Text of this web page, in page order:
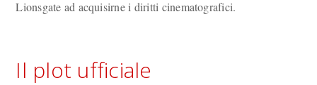
Lionsgate ad acquisirne i diritti cinematografici.
Il plot ufficiale